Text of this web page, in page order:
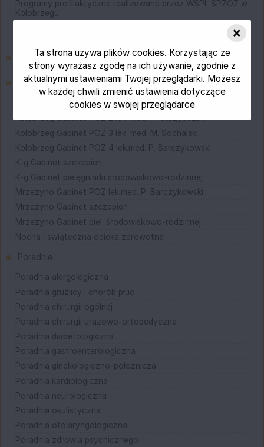
Programy profilaktyczne realizowane przez WSPL SPZOZ w
Kołobrzegu
Programy profilaktyczne realizowane przez inne podmioty
Opieka koordynowana w POZ
POZ
Kołobrzeg Gabinet POZ 1 lek.med.M.Zajączkowska
Kołobrzeg Gabinet POZ 2 lek. med. T. Skrzypczak
Kołobrzeg Gabinet POZ 3 lek. med. M. Sochalski
Kołobrzeg Gabinet POZ 4 lek.med. P. Barczykowski
K-g Gabinet szczepień
K-g Gabinet pielęgniarki środowiskowo-rodzinnej
Mrzeżyno Gabinet POZ lek.med. P. Barczykowski
Mrzeżyno Gabinet szczepień
Mrzeżyno Gabinet piel. środowiskowo-rodzinnej
Nocna i świąteczna opieka zdrowotna
Poradnie
Poradnia alergologiczna
Poradnia gruźlicy i chorób płuc
Poradnia chirurgii ogólnej
Poradnia chirurgii urazowo-ortopedyczna
Poradnia diabetologiczna
Poradnia gastroenterologiczna
Poradnia ginekologiczno-położnicza
Poradnia kardiologiczna
Poradnia neurologiczna
Poradnia okulistyczna
Poradnia otolaryngologiczna
Poradnia zdrowia psychicznego
×
Ta strona używa plików cookies. Korzystając ze
strony wyrażasz zgodę na ich używanie, zgodnie z
aktualnymi ustawieniami Twojej przeglądarki. Możesz
w każdej chwili zmienić ustawienia dotyczące
cookies w swojej przeglądarce